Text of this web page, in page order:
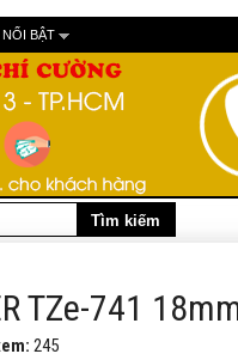
BẬT
TZe-741
245